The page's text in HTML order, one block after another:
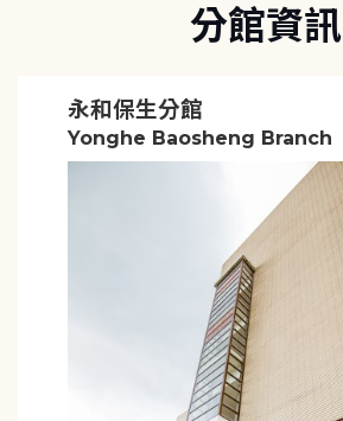
分館資訊
永和保生分館
Yonghe Baosheng Branch